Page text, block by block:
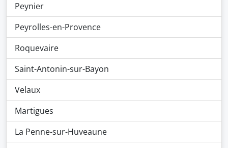
Peynier
Peyrolles-en-Provence
Roquevaire
Saint-Antonin-sur-Bayon
Velaux
Martigues
La Penne-sur-Huveaune